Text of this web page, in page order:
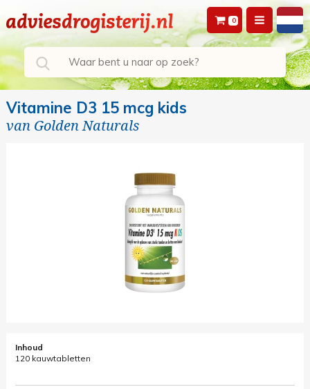
0
Vitamine D3 15 mcg kids
van Golden Naturals
Inhoud
120 kauwtabletten